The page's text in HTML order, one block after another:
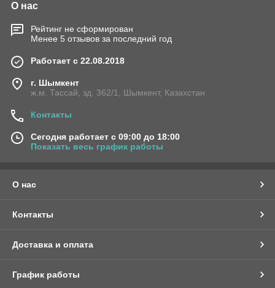
О нас
Рейтинг не сформирован
Менее 5 отзывов за последний год
Работает с 22.08.2018
г. Шымкент
ж.м. Тассай, зд. 362/1, Шымкент, Казахстан
Контакты
Сегодня работает с 09:00 до 18:00
Показать весь график работы
О нас
Контакты
Доставка и оплата
График работы